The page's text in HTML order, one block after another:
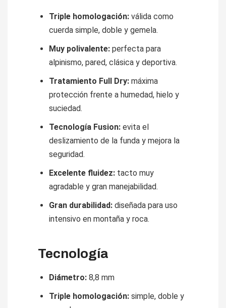
Triple homologación: válida como
cuerda simple, doble y gemela.
Muy polivalente: perfecta para
alpinismo, pared, clásica y deportiva.
Tratamiento Full Dry: máxima
protección frente a humedad, hielo y
suciedad.
Tecnología Fusion: evita el
deslizamiento de la funda y mejora la
seguridad.
Excelente fluidez: tacto muy
agradable y gran manejabilidad.
Gran durabilidad: diseñada para uso
intensivo en montaña y roca.
Tecnología
Diámetro: 8,8 mm
Triple homologación: simple, doble y